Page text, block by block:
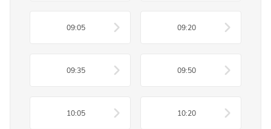
09:05 09:20
09:35 09:50
10:05 10:20